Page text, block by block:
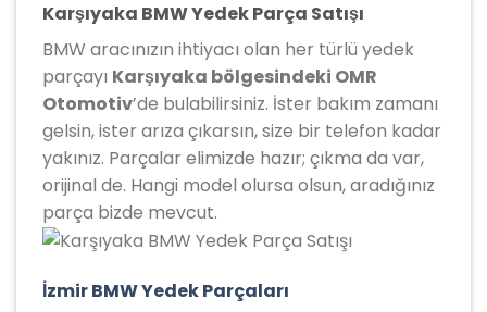
Karşıyaka BMW Yedek Parça Satışı
BMW aracınızın ihtiyacı olan her türlü yedek
parçayı Karşıyaka bölgesindeki OMR
Otomotiv’de bulabilirsiniz. İster bakım zamanı
gelsin, ister arıza çıkarsın, size bir telefon kadar
yakınız. Parçalar elimizde hazır; çıkma da var,
orijinal de. Hangi model olursa olsun, aradığınız
parça bizde mevcut.
İzmir BMW Yedek Parçaları